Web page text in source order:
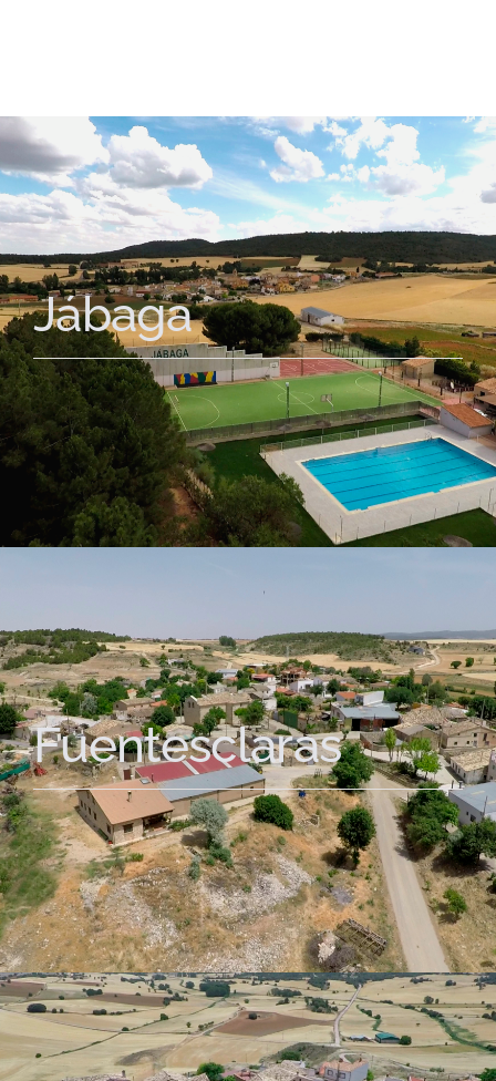
Jábaga
Fuentesclaras